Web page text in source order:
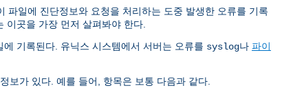
파일에 진단정보와 요청을 처리하는 도중 발생한 오류를 기록
이곳을 가장 먼저 살펴봐야 한다.
에 기록된다. 유닉스 시스템에서 서버는 오류를 syslog나 파이
보가 있다. 예를 들어, 항목은 보통 다음과 같다.